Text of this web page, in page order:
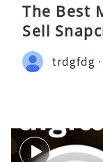
The Best
Sell
trdgfdg